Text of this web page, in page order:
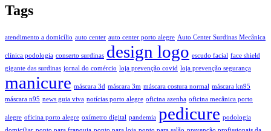
Tags
atendimento a domicílio auto center auto center porto alegre Auto Center Surdinas Mecânica
clínica podologia conserto surdinas design logo escudo facial face shield
gigante das surdinas jornal do comércio loja prevenção covid loja prevenção segurança
manicure máscara 3d máscara 3m máscara costura normal máscara kn95
máscara n95 news guia viva notícias porto alegre oficina azenha oficina mecânica porto
alegre oficina porto alegre oxímetro digital pandemia pedicure podologia